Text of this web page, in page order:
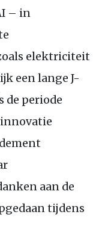
– in
elektriciteit
een lange J-
de periode
aan de
tijdens